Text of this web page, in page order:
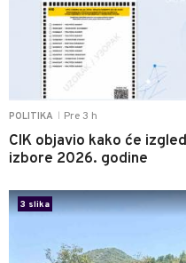
POLITIKA Pre 3 h
CIK objavio kako će
izbore 2026. godine
3 slika